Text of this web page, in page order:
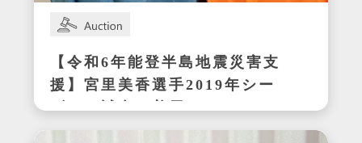
【令和6年能登半島地震災害支
援】宮里美香選手2019年シー
ズンの試合で着用したサイン
入りウェア